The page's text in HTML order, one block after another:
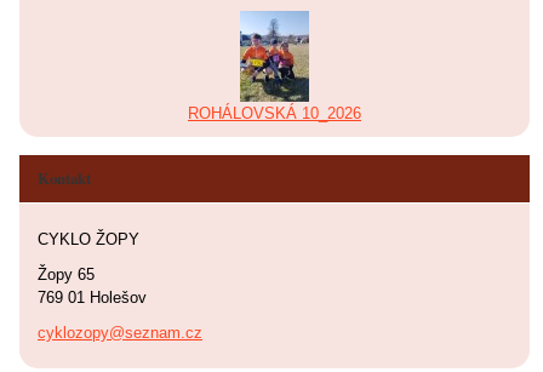
ROHÁLOVSKÁ 10_2026
Kontakt
CYKLO ŽOPY
Žopy 65
769 01 Holešov
cyklozopy@seznam.cz